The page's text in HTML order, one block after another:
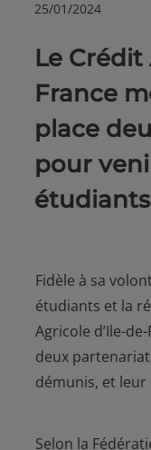
25/01/2024
Le Crédit
France
place
pour
Fidèle à sa
étudiants et la
Agricole d’Ile-
deux
démunis, et leur
Selon la